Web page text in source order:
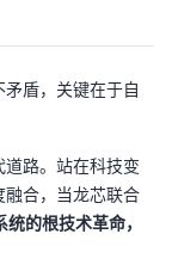
盾，关键在于自
路。站在科技变
融合，当龙芯联合
的根技术革命，